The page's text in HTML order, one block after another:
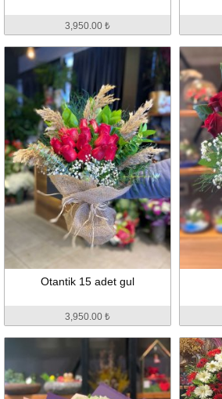
3,950.00 ₺
Otantik 15 adet gul
3,950.00 ₺